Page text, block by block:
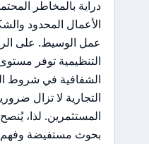
دراية بالمخاطر
الأعمال المحدود
عمل الوسيط. على
التنظيمية توفر
الشفافية في شروط
التجارية لا تزال
المستثمرين. لذا،
بحوث مستفيضة وفهم